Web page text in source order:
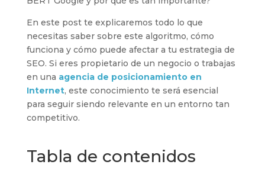
En este post te explicaremos todo lo que
necesitas saber sobre este algoritmo, cómo
funciona y cómo puede afectar a tu estrategia de
SEO. Si eres propietario de un negocio o trabajas
en una agencia de posicionamiento en
Internet, este conocimiento te será esencial
para seguir siendo relevante en un entorno tan
competitivo.
Tabla de contenidos